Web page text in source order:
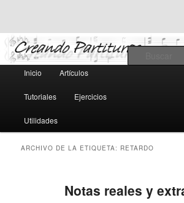
Teoría y notación musical, software y MIDI
Menú
Ir
al
contenido
principal
Ir
al
contenido
secundario
Inicio Artículos
Tutoriales Ejercicios
Utilidades
ARCHIVO DE LA ETIQUETA: RETARDO
Notas reales y